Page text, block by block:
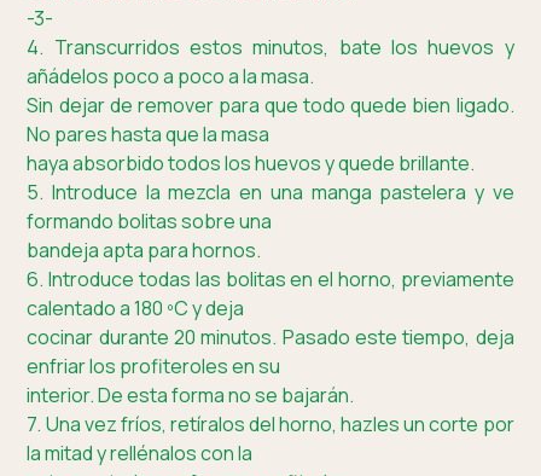
-3-
4. Transcurridos estos minutos, bate los huevos y
añádelos poco a poco a la masa.
Sin dejar de remover para que todo quede bien ligado.
No pares hasta que la masa
haya absorbido todos los huevos y quede brillante.
5. Introduce la mezcla en una manga pastelera y ve
formando bolitas sobre una
bandeja apta para hornos.
6. Introduce todas las bolitas en el horno, previamente
calentado a 180 ºC y deja
cocinar durante 20 minutos. Pasado este tiempo, deja
enfriar los profiteroles en su
interior. De esta forma no se bajarán.
7. Una vez fríos, retíralos del horno, hazles un corte por
la mitad y rellénalos con la